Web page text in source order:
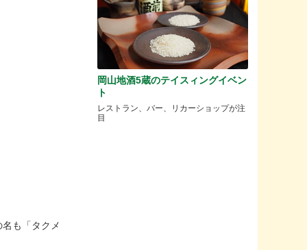
も「タクメ
岡山地酒5蔵のテイスィングイベン
ト
レストラン、バー、リカーショップが注
目